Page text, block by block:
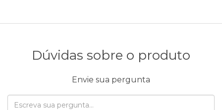
Dúvidas sobre o produto
Envie sua pergunta